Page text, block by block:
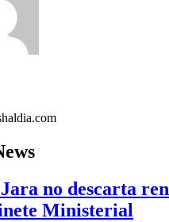
no descarta
Ministerial